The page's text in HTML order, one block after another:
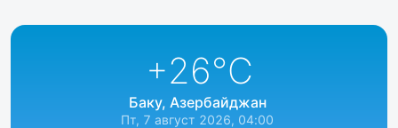
+26°C
Баку, Азербайджан
Пт, 7 август 2026, 04:00